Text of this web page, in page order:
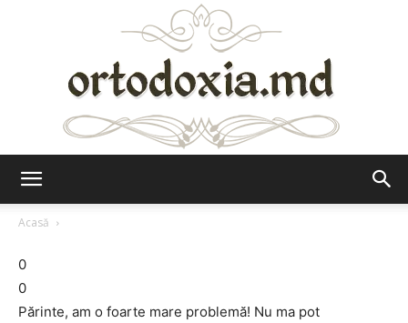
Acasă
0
0
Părinte, am o foarte mare problemă! Nu ma pot